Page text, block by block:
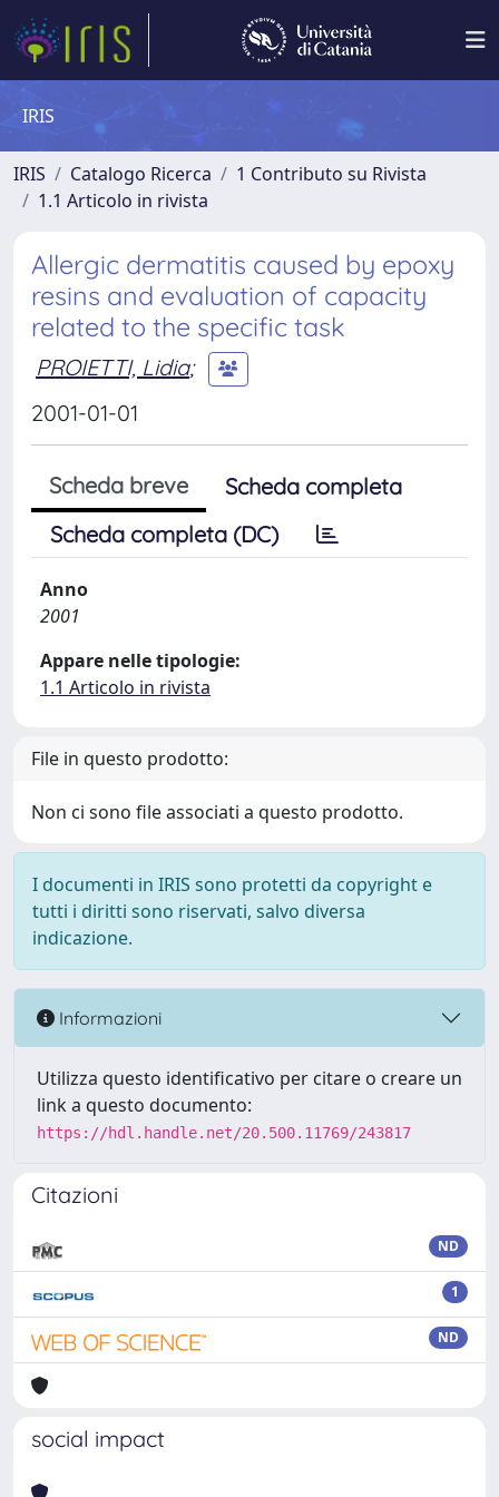
IRIS
IRIS Catalogo Ricerca
1 Contributo su Rivista
1.1 Articolo in rivista
Allergic dermatitis caused by epoxy
resins and evaluation of capacity
related to the specific task
PROIETTI, Lidia;
2001-01-01
Scheda breve
Scheda completa
Scheda completa (DC)
Anno
2001
Appare nelle tipologie:
1.1 Articolo in rivista
File in questo prodotto:
Non ci sono file associati a questo prodotto.
I documenti in IRIS sono protetti da copyright e
tutti i diritti sono riservati, salvo diversa
indicazione.
Informazioni
Utilizza questo identificativo per citare o creare un
link a questo documento:
https://hdl.handle.net/20.500.11769/243817
Citazioni
ND
1
ND
social impact